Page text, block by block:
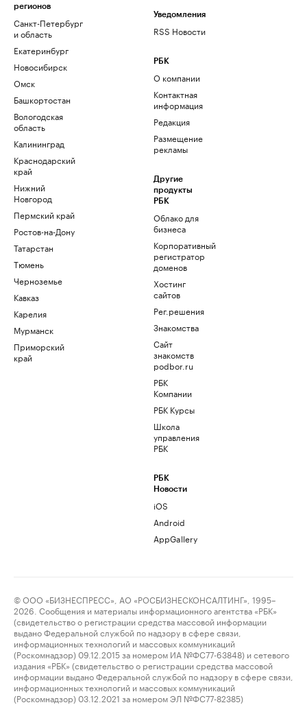
регионов
Санкт-Петербург
и область
Екатеринбург
Новосибирск
Омск
Башкортостан
Вологодская
область
Калининград
Краснодарский
край
Нижний
Новгород
Пермский край
Ростов-на-Дону
Татарстан
Тюмень
Черноземье
Кавказ
Карелия
Мурманск
Приморский
край
Уведомления
RSS Новости
РБК
О компании
Контактная
информация
Редакция
Размещение
рекламы
Другие
продукты
РБК
Облако для
бизнеса
Корпоративный
регистратор
доменов
Хостинг
сайтов
Рег.решения
Знакомства
Сайт
знакомств
podbor.ru
РБК
Компании
РБК Курсы
Школа
управления
РБК
РБК
Новости
iOS
Android
AppGallery
© ООО «БИЗНЕСПРЕСС», АО «РОСБИЗНЕСКОНСАЛТИНГ», 1995–
2026. Сообщения и материалы информационного агентства «РБК»
(свидетельство о регистрации средства массовой информации
выдано Федеральной службой по надзору в сфере связи,
информационных технологий и массовых коммуникаций
(Роскомнадзор) 09.12.2015 за номером ИА №ФС77-63848) и сетевого
издания «РБК» (свидетельство о регистрации средства массовой
информации выдано Федеральной службой по надзору в сфере связи,
информационных технологий и массовых коммуникаций
(Роскомнадзор) 03.12.2021 за номером ЭЛ №ФС77-82385)